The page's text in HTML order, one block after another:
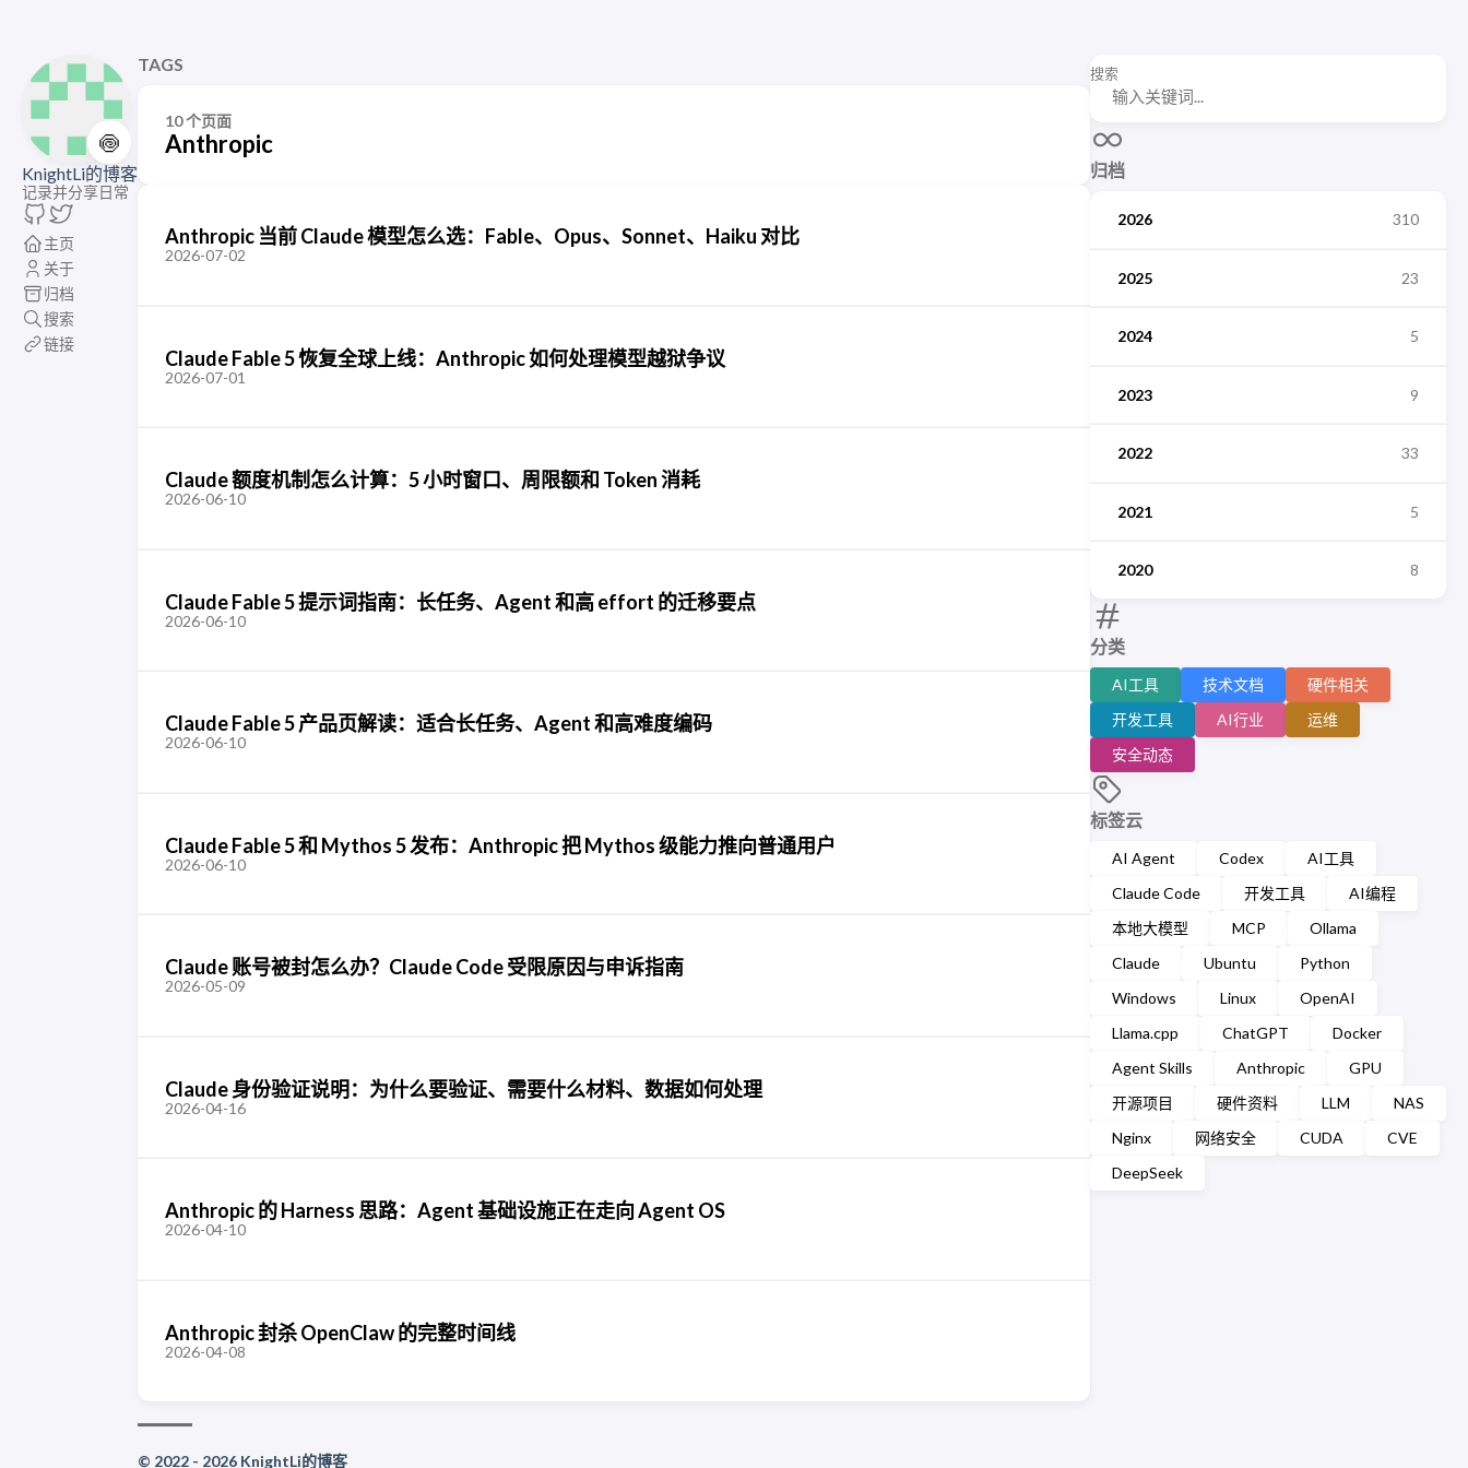
🍥
KnightLi的博客
记录并分享日常
主页
关于
归档
搜索
链接
搜索
归档
2026 310
2025 23
2024 5
2023 9
2022 33
2021 5
2020 8
分类
AI工具 技术文档
硬件相关
开发工具
AI行业
运维
安全动态
标签云
AI Agent Codex
AI工具
Claude Code
开发工具
AI编程
本地大模型
MCP
Ollama
Claude
Ubuntu
Python
Windows
Linux
OpenAI
Llama.cpp
ChatGPT
Docker
Agent Skills
Anthropic
GPU
开源项目
硬件资料 LLM
NAS
Nginx
网络安全 CUDA
CVE
DeepSeek
TAGS
10 个页面
Anthropic
Anthropic 当前 Claude 模型怎么选：Fable、Opus、Sonnet、Haiku 对比
2026-07-02
Claude Fable 5 恢复全球上线：Anthropic 如何处理模型越狱争议
2026-07-01
Claude 额度机制怎么计算：5 小时窗口、周限额和 Token 消耗
2026-06-10
Claude Fable 5 提示词指南：长任务、Agent 和高 effort 的迁移要点
2026-06-10
Claude Fable 5 产品页解读：适合长任务、Agent 和高难度编码
2026-06-10
Claude Fable 5 和 Mythos 5 发布：Anthropic 把 Mythos 级能力推向普通用户
2026-06-10
Claude 账号被封怎么办？Claude Code 受限原因与申诉指南
2026-05-09
Claude 身份验证说明：为什么要验证、需要什么材料、数据如何处理
2026-04-16
Anthropic 的 Harness 思路：Agent 基础设施正在走向 Agent OS
2026-04-10
Anthropic 封杀 OpenClaw 的完整时间线
2026-04-08
© 2022 - 2026 KnightLi的博客